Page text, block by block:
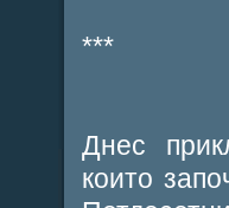
***
Днес
които